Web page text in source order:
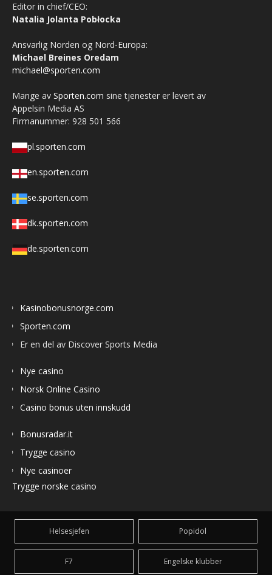
Editor in chief/CEO:
Natalia Jolanta Pobłocka
Ansvarlig Norden og Nord-Europa:
Michael Breines Oredam
michael@sporten.com
Mange av Sporten.com sine tjenester er levert av
Appelsin Media AS
Firmanummer: 928 501 566
pl.sporten.com
en.sporten.com
se.sporten.com
dk.sporten.com
de.sporten.com
Kasinobonusnorge.com
Sporten.com
Er en del av Discover Sports Media
Nye casino
Norsk Online Casino
Casino bonus uten innskudd
Bonusradar.it
Trygge casino
Nye casinoer
Trygge norske casino
Helsesjefen Popidol
F7 Engelske klubber